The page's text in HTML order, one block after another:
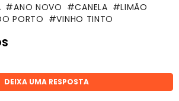
ANO NOVO CANELA
LIMÃO
PORTO VINHO TINTO
DEIXA UMA RESPOSTA